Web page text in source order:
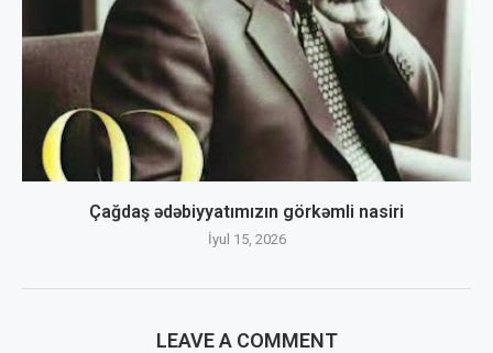
Çağdaş ədəbiyyatımızın görkəmli nasiri
İyul 15, 2026
LEAVE A COMMENT